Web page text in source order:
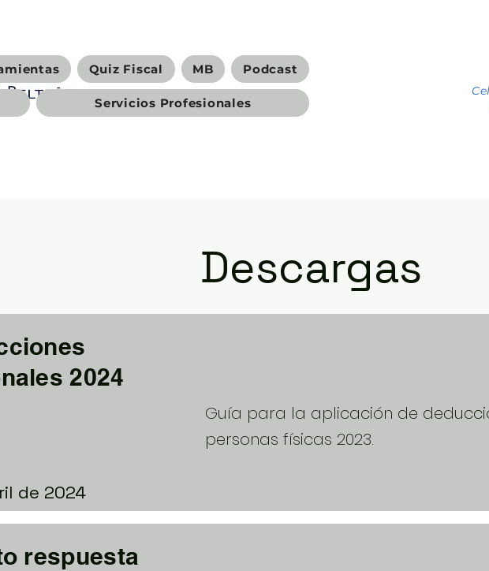
Quiz Fiscal MB Podcast
Servicios Profesionales
Descargas
2024
Guía para la aplicación de
personas físicas 2023.
de 2024
respuesta